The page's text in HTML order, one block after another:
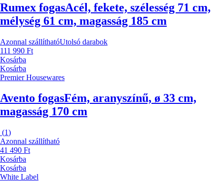
Rumex fogasAcél, fekete, szélesség 71 cm,
mélység 61 cm, magasság 185 cm
Azonnal szállíthatóUtolsó darabok
111 990 Ft
Kosárba
Kosárba
Premier Housewares
Avento fogasFém, aranyszínű, ø 33 cm,
magasság 170 cm
(1)
Azonnal szállítható
41 490 Ft
Kosárba
Kosárba
White Label